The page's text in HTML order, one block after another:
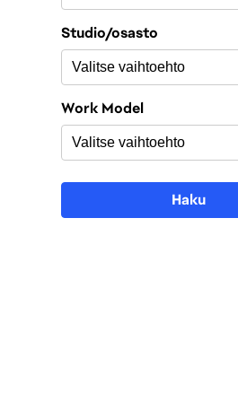
Studio/osasto
Work Model
Haku